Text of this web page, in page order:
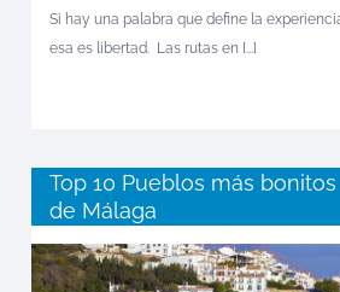
Si hay una palabra que define la
esa es libertad. Las rutas en [...]
Top 10 Pueblos más bonitos
de Málaga